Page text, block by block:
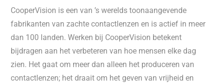
CooperVision is een van ’s werelds toonaangevende
fabrikanten van zachte contactlenzen en is actief in meer
dan 100 landen. Werken bij CooperVision betekent
bijdragen aan het verbeteren van hoe mensen elke dag
zien. Het gaat om meer dan alleen het produceren van
contactlenzen; het draait om het geven van vrijheid en